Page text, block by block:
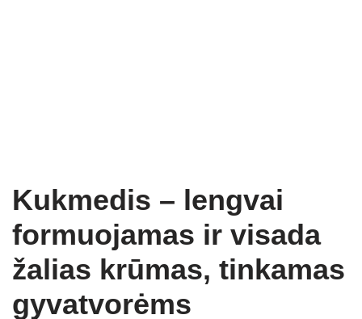
Kukmedis – lengvai
formuojamas ir visada
žalias krūmas, tinkamas
gyvatvorėms